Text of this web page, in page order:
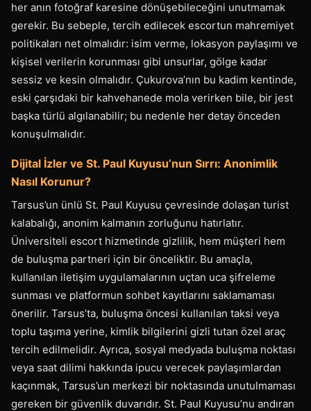
her anın fotoğraf karesine dönüşebileceğini unutmamak
gerekir. Bu sebeple, tercih edilecek escortun mahremiyet
politikaları net olmalıdır: isim verme, lokasyon paylaşımı ve
kişisel verilerin korunması gibi unsurlar, gölge kadar
sessiz ve kesin olmalıdır. Çukurova’nın bu kadim kentinde,
eski çarşıdaki bir kahvehanede mola verirken bile, bir jest
başka türlü algılanabilir; bu nedenle her detay önceden
konuşulmalıdır.
Dijital İzler ve St. Paul Kuyusu’nun Sırrı: Anonimlik
Nasıl Korunur?
Tarsus’un ünlü St. Paul Kuyusu çevresinde dolaşan turist
kalabalığı, anonim kalmanın zorluğunu hatırlatır.
Üniversiteli escort hizmetinde gizlilik, hem müşteri hem
de buluşma partneri için bir önceliktir. Bu amaçla,
kullanılan iletişim uygulamalarının uçtan uca şifreleme
sunması ve platformun sohbet kayıtlarını saklamaması
önerilir. Tarsus’ta, buluşma öncesi kullanılan taksi veya
toplu taşıma yerine, kimlik bilgilerini gizli tutan özel araç
tercih edilmelidir. Ayrıca, sosyal medyada buluşma noktası
veya saat dilimi hakkında ipucu verecek paylaşımlardan
kaçınmak, Tarsus’un merkezi bir noktasında unutulmaması
gereken bir güvenlik duvarıdır. St. Paul Kuyusu’nu andıran